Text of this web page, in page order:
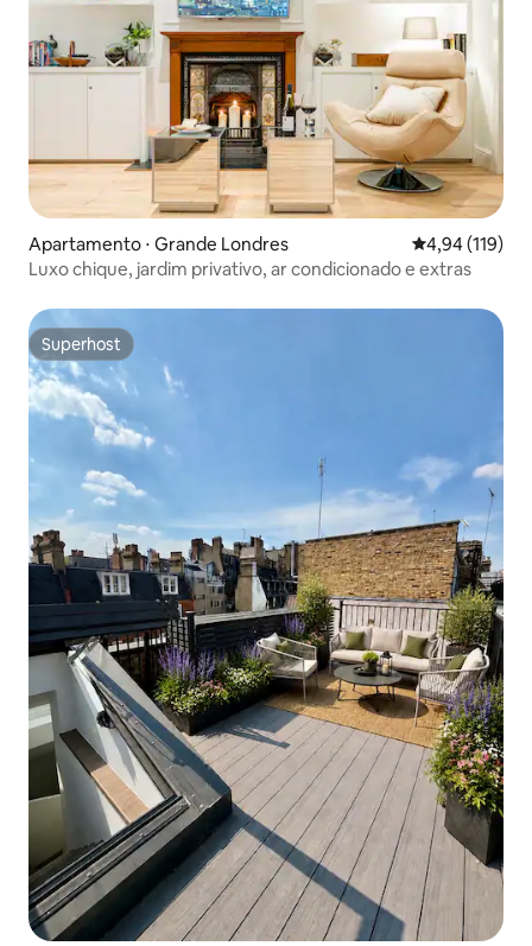
Apartamento ⋅ Grande Londres 4,94 de uma
4,94 (119)
Luxo chique, jardim privativo, ar condicionado e extras
Superhost
Superhost